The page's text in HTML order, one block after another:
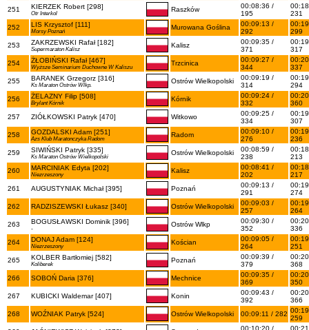
251
KIERZEK Robert [298]
Otr Interkol
Raszków
00:08:36 /
195
231
252
LIS Krzysztof [111]
Morsy Poznań
Murowana Goślina
00:09:13 /
292
299
253
ZAKRZEWSKI Rafał [182]
Supermaraton Kalisz
Kalisz
00:09:35 /
371
317
254
ŻŁOBIŃSKI Rafał [467]
Wyższe Seminarium Duchowne W Kaliszu
Trzcinica
00:09:27 /
344
337
255
BARANEK Grzegorz [316]
Ks Maraton Ostrów Wlkp.
Ostrów Wielkopolski
00:09:19 /
314
294
256
ŻELAZNY Filip [508]
Brylant Kórnik
Kórnik
00:09:24 /
332
360
257
ZIÓŁKOWSKI Patryk [470] Witkowo
00:09:25 /
334
307
258
GOZDALSKI Adam [251]
Azs Klub Maratonczyka Radom
Radom
00:09:10 /
276
236
259
SIWIŃSKI Patryk [335]
Ks Maraton Ostrów Wielkopolski
Ostrów Wielkopolski
00:08:59 /
238
213
260
MARCINIAK Edyta [202]
Niezrzeszony
Kalisz
00:08:41 /
202
217
261
AUGUSTYNIAK Michał [395] Poznań
00:09:13 /
291
274
262
RADZISZEWSKI Łukasz [340] Ostrów Wielkopolski
00:09:03 /
257
264
263
BOGUSŁAWSKI Dominik [396]
-
Ostrów Wlkp
00:09:30 /
352
336
264
DONAJ Adam [124]
Niezrzeszony
Kościan
00:09:05 /
264
251
265
KOLBER Bartłomiej [582]
Koliberek
Poznań
00:09:39 /
379
368
266
SOBOŃ Daria [376] Mechnice
00:09:35 /
369
350
267
KUBICKI Waldemar [407] Konin
00:09:43 /
392
366
268
WOŹNIAK Patryk [524] Ostrów Wielkopolski 00:09:11 / 282
259
00:10:20 /